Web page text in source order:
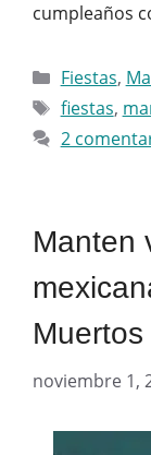
cumpleaños
Categorías
Fiestas,
Etiquetas
fiestas,
2
Manten
noviembre 1,